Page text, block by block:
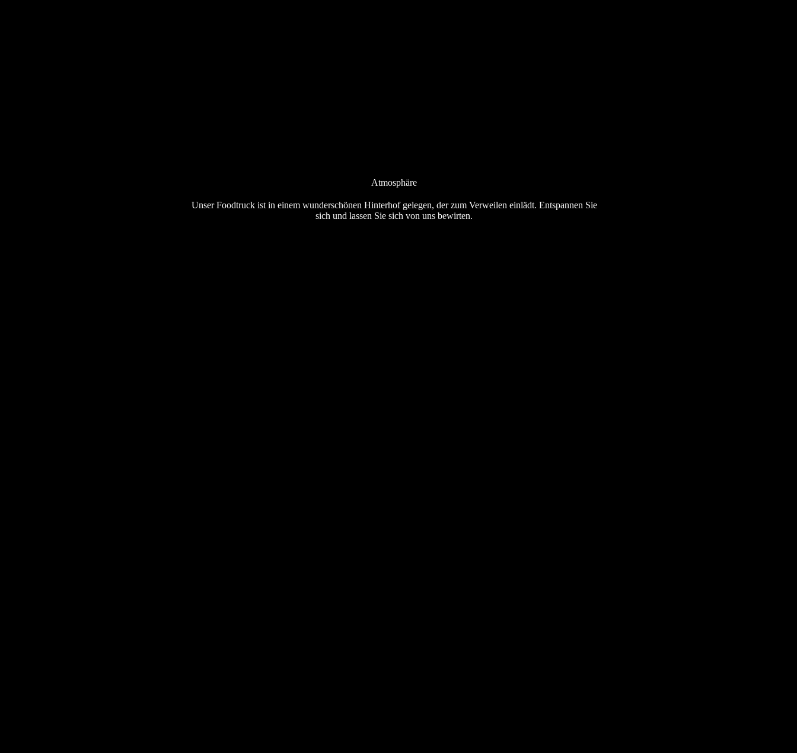
Atmosphäre
Unser Foodtruck ist in einem wunderschönen Hinterhof gelegen, der zum Verweilen einlädt. Entspannen Sie
sich und lassen Sie sich von uns bewirten.